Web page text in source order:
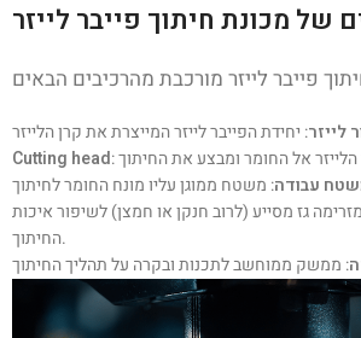
של מכונת חיתוך פייבר לייזר
לייזר
Cutting head
עבודה
גז מסייע (לרוב חנקן או חמצן) לשיפור איכות
החיתוך.